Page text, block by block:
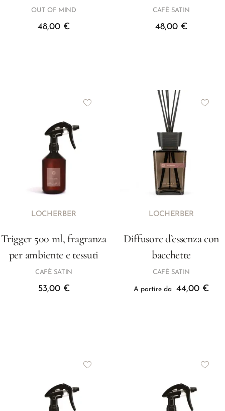
OUT OF MIND
48,00 €
CAFÈ SATIN
48,00 €
LOCHERBER
Trigger 500 ml, fragranza
per ambiente e tessuti
CAFÈ SATIN
53,00 €
LOCHERBER
Diffusore d’essenza con
bacchette
CAFÈ SATIN
A partire da 44,00 €